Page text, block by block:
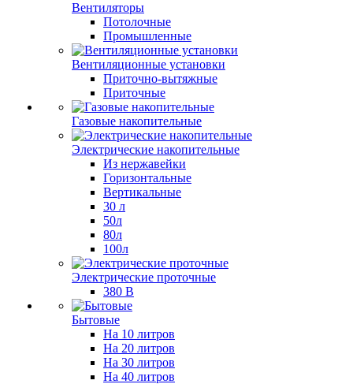
Вентиляторы
Потолочные
Промышленные
Вентиляционные установки
Приточно-вытяжные
Приточные
Газовые накопительные
Электрические накопительные
Из нержавейки
Горизонтальные
Вертикальные
30 л
50л
80л
100л
Электрические проточные
380 В
Бытовые
На 10 литров
На 20 литров
На 30 литров
На 40 литров